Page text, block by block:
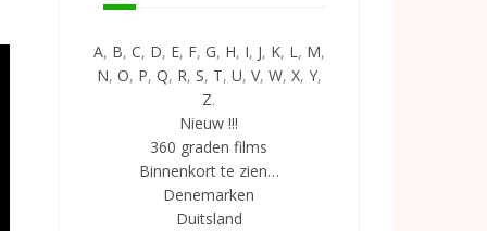
A, B, C, D, E, F, G, H, I, J, K, L, M,
N, O, P, Q, R, S, T, U, V, W, X, Y,
Z.
Nieuw !!!
360 graden films
Binnenkort te zien…
Denemarken
Duitsland